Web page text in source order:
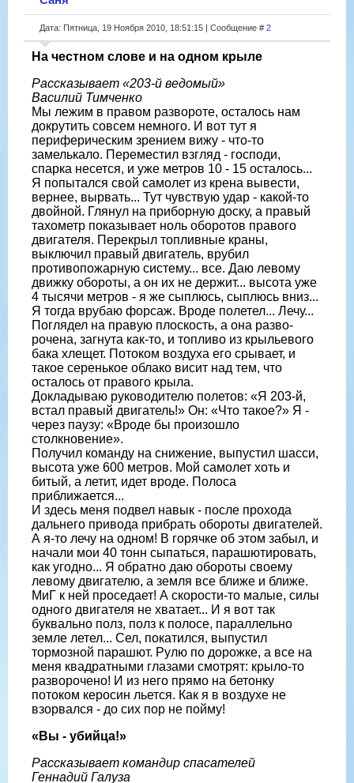
Дата: Пятница, 19 Ноября 2010, 18:51:15 | Сообщение # 2
На честном слове и на одном крыле
Рассказывает «203-й ведомый»
Василий Тимченко
Мы лежим в правом развороте, осталось нам
докрутить совсем немного. И вот тут я
периферическим зрением вижу - что-то
замелькало. Переместил взгляд - гос­поди,
спарка несется, и уже метров 10 - 15 осталось...
Я попытался свой самолет из крена вывести,
вернее, вырвать... Тут чувствую удар - какой-то
двойной. Гля­нул на приборную доску, а правый
тахо­метр показывает ноль оборотов правого
двигателя. Перекрыл топливные краны,
выключил правый двигатель, врубил
противопожарную систему... все. Даю левому
движку обороты, а он их не дер­жит... высота уже
4 тысячи метров - я же сыплюсь, сыплюсь вниз...
Я тогда вру­баю форсаж. Вроде полетел... Лечу...
По­глядел на правую плоскость, а она разво­
рочена, загнута как-то, и топливо из крыльевого
бака хлещет. Потоком воз­духа его срывает, и
такое серенькое об­лако висит над тем, что
осталось от пра­вого крыла.
Докладываю руководителю поле­тов: «Я 203-й,
встал правый двигатель!» Он: «Что такое?» Я -
через паузу: «Вроде бы произошло
столкновение».
Получил команду на снижение, вы­пустил шасси,
высота уже 600 метров. Мой самолет хоть и
битый, а летит, идет вроде. Полоса
приближается...
И здесь меня подвел навык - после прохода
дальнего привода прибрать обо­роты двигателей.
А я-то лечу на одном! В горячке об этом забыл, и
начали мои 40 тонн сыпаться, парашютировать,
как угодно... Я обратно даю обороты своему
левому двигателю, а земля все ближе и ближе.
МиГ к ней проседает! А скорости-то малые, силы
одного двигателя не хва­тает... И я вот так
буквально полз, полз к полосе, параллельно
земле летел... Сел, покатился, выпустил
тормозной парашют. Рулю по дорожке, а все на
ме­ня квадратными глазами смотрят: кры­ло-то
разворочено! И из него прямо на бетонку
потоком керосин льется. Как я в воздухе не
взорвался - до сих пор не пойму!
«Вы - убийца!»
Рассказывает командир спасателей
Геннадий Галуза